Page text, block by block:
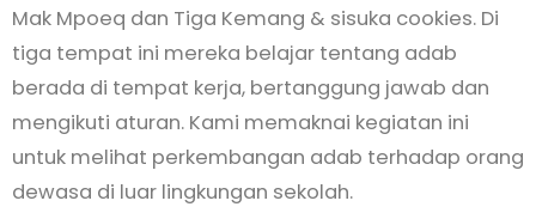
Mak Mpoeq dan Tiga Kemang & sisuka cookies. Di
tiga tempat ini mereka belajar tentang adab
berada di tempat kerja, bertanggung jawab dan
mengikuti aturan. Kami memaknai kegiatan ini
untuk melihat perkembangan adab terhadap orang
dewasa di luar lingkungan sekolah.